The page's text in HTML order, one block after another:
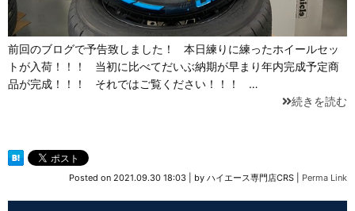
前回のブログで予告致しました！ 本日練りに練ったホイールセッ
トが入荷！！！ 当初に比べてだいぶ納期が早まり年内完成予定商
品が完成！！！ それではご覧ください！！！ …
続きを読む
Posted on 2021.09.30 18:03 by ハイエース専門店CRS Perma Link